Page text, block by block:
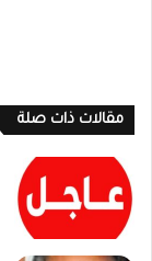
مقالات ذات صلة